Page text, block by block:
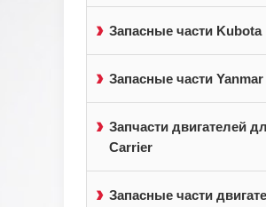
Запасные части Kubota
Запасные части Yanmar
Запчасти двигателей
Carrier
Запасные части